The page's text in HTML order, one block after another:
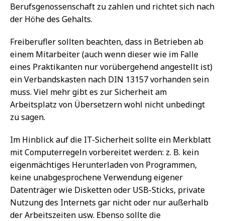
Berufsgenossenschaft zu zahlen und richtet sich nach
der Höhe des Gehalts.
Freiberufler sollten beachten, dass in Betrieben ab
einem Mitarbeiter (auch wenn dieser wie im Falle
eines Praktikanten nur vorübergehend angestellt ist)
ein Verbandskasten nach DIN 13157 vorhanden sein
muss. Viel mehr gibt es zur Sicherheit am
Arbeitsplatz von Übersetzern wohl nicht unbedingt
zu sagen.
Im Hinblick auf die IT-Sicherheit sollte ein Merkblatt
mit Computerregeln vorbereitet werden: z. B. kein
eigenmächtiges Herunterladen von Programmen,
keine unabgesprochene Verwendung eigener
Datenträger wie Disketten oder USB-Sticks, private
Nutzung des Internets gar nicht oder nur außerhalb
der Arbeitszeiten usw. Ebenso sollte die